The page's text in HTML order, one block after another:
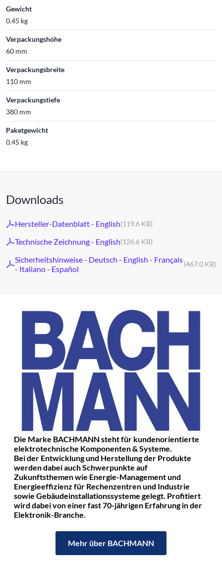
Gewicht
0.45 kg
Verpackungshöhe
60 mm
Verpackungsbreite
110 mm
Verpackungstiefe
380 mm
Paketgewicht
0.45 kg
Downloads
Hersteller-Datenblatt - English(119.6 KB)
Technische Zeichnung - English(126.6 KB)
Sicherheitshinweise - Deutsch - English - Français
- Italiano - Español
(467.0 KB)
Die Marke BACHMANN steht für kundenorientierte
elektrotechnische Komponenten & Systeme.
Bei der Entwicklung und Herstellung der Produkte
werden dabei auch Schwerpunkte auf
Zukunftsthemen wie Energie-Management und
Energieeffizienz für Rechenzentren und Industrie
sowie Gebäudeinstallationssysteme gelegt. Profitiert
wird dabei von einer fast 70-jährigen Erfahrung in der
Elektronik-Branche.
Mehr über BACHMANN